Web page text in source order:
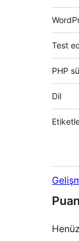
Test
PHP
Dil